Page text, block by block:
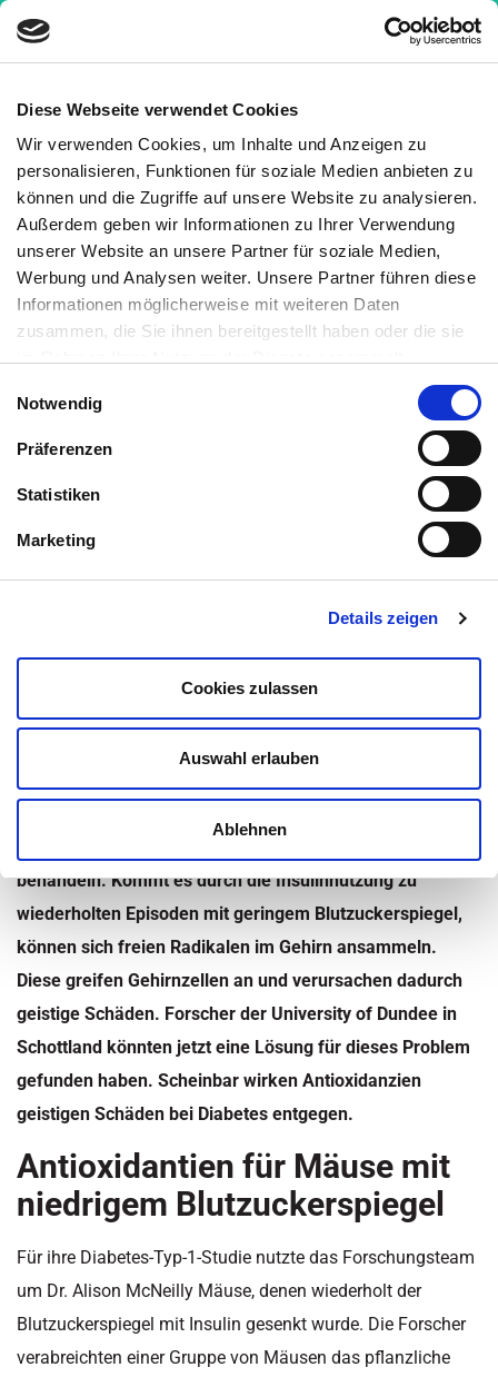
Diese Webseite verwendet Cookies
Wir verwenden Cookies, um Inhalte und Anzeigen zu
personalisieren, Funktionen für soziale Medien anbieten zu
können und die Zugriffe auf unsere Website zu analysieren.
Außerdem geben wir Informationen zu Ihrer Verwendung
unserer Website an unsere Partner für soziale Medien,
Werbung und Analysen weiter. Unsere Partner führen diese
Informationen möglicherweise mit weiteren Daten
zusammen, die Sie ihnen bereitgestellt haben oder die sie
haben. Sie können jederzeit die Cookie-Einstellungen
widerrufen oder ändern:
. Es befindet
sich auch ein Link in der Fußzeile zu den Einstellungen der
Cookies um diese jederzeit widerrufen oder ändern zu
können.
Notwendig
Präferenzen
Statistiken
Marketing
Details zeigen
Cookies zulassen
Auswahl erlauben
Ablehnen
Nachrichten »Studie entdeckt: Antioxidantien
können geistige Schäden bei Diabetes verhindern
Studie entdeckt:
Antioxidantien können geistige
Schäden bei Diabetes
verhindern
Medizinisch geprüft
Typ 1 Diabetes
Zuletzt aktualisiert am 19. März 2020 um 21:01
behandeln. Kommt es durch die Insulinnutzung zu
wiederholten Episoden mit geringem Blutzuckerspiegel,
können sich freien Radikalen im Gehirn ansammeln.
Diese greifen Gehirnzellen an und verursachen dadurch
geistige Schäden. Forscher der University of Dundee in
Schottland könnten jetzt eine Lösung für dieses Problem
gefunden haben. Scheinbar wirken Antioxidanzien
geistigen Schäden bei Diabetes entgegen.
Antioxidantien für Mäuse mit
niedrigem Blutzuckerspiegel
Für ihre Diabetes-Typ-1-Studie nutzte das Forschungsteam
um Dr. Alison McNeilly Mäuse, denen wiederholt der
Blutzuckerspiegel mit Insulin gesenkt wurde. Die Forscher
verabreichten einer Gruppe von Mäusen das pflanzliche